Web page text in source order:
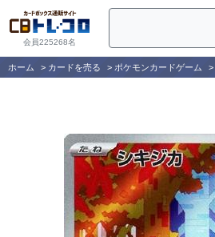
会員225268名
ホーム > カードを売る > ポケモンカードゲーム >